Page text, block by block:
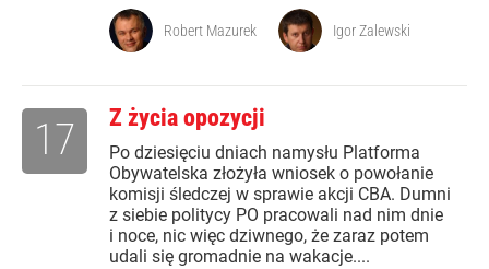
Robert Mazurek Igor Zalewski
Z życia opozycji
Po dziesięciu dniach namysłu Platforma
Obywatelska złożyła wniosek o powołanie
komisji śledczej w sprawie akcji CBA. Dumni
z siebie politycy PO pracowali nad nim dnie
i noce, nic więc dziwnego, że zaraz potem
udali się gromadnie na wakacje....
17